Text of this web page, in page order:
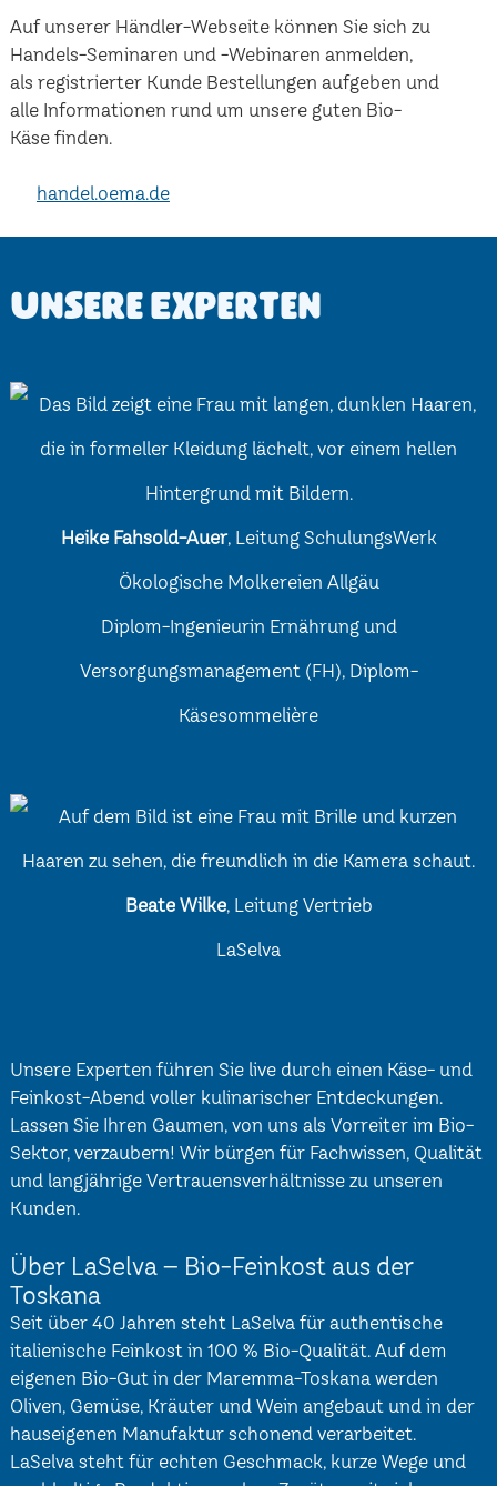
Auf unserer Händler-Webseite können Sie sich zu
Handels-Seminaren und -Webinaren anmelden,
als registrierter Kunde Bestellungen aufgeben und
alle Informationen rund um unsere guten Bio-
Käse finden.
handel.oema.de
Unsere Experten
Heike Fahsold-Auer, Leitung SchulungsWerk
Ökologische Molkereien Allgäu
Diplom-Ingenieurin Ernährung und
Versorgungsmanagement (FH), Diplom-
Käsesommelière
Beate Wilke, Leitung Vertrieb
LaSelva
Unsere Experten führen Sie live durch einen Käse- und
Feinkost-Abend voller kulinarischer Entdeckungen.
Lassen Sie Ihren Gaumen, von uns als Vorreiter im Bio-
Sektor, verzaubern! Wir bürgen für Fachwissen, Qualität
und langjährige Vertrauensverhältnisse zu unseren
Kunden.
Über LaSelva – Bio-Feinkost aus der
Toskana
Seit über 40 Jahren steht LaSelva für authentische
italienische Feinkost in 100 % Bio-Qualität. Auf dem
eigenen Bio-Gut in der Maremma-Toskana werden
Oliven, Gemüse, Kräuter und Wein angebaut und in der
hauseigenen Manufaktur schonend verarbeitet.
LaSelva steht für echten Geschmack, kurze Wege und